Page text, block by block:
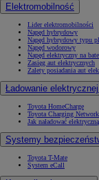
Elektromobilność
Lider elektromobilności
Napęd hybrydowy
Napęd hybrydowy typu
Napęd wodorowy
Napęd elektryczny na
Zasięg aut elektrycznych
Zalety posiadania aut
Ładowanie
Toyota HomeCharge
Toyota Charging Network
Jak naładować
Systemy
Toyota T-Mate
System eCall